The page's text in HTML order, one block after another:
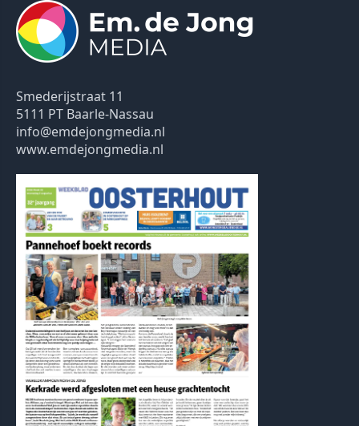
Smederijstraat 11
5111 PT Baarle-Nassau
info@emdejongmedia.nl
www.emdejongmedia.nl